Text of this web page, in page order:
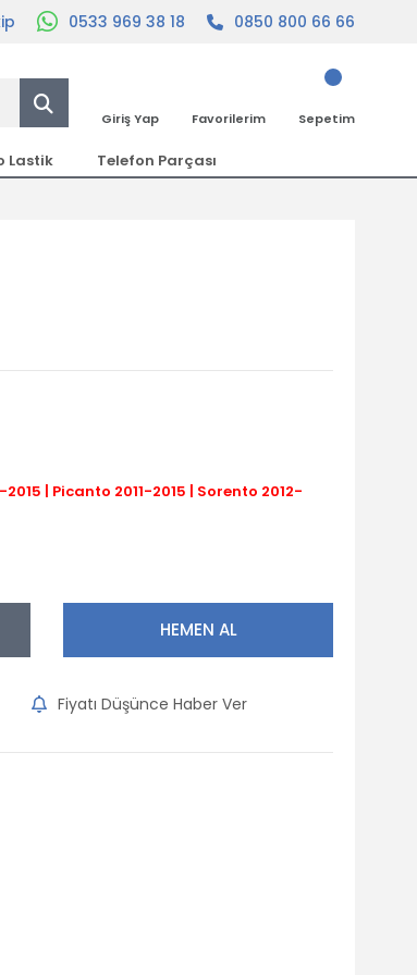
0533 969 38 18 0850 800 66 66
Giriş Yap Favorilerim Sepetim
Lastik Telefon Parçası
2015 | Picanto 2011-2015 | Sorento 2012-
HEMEN AL
Fiyatı Düşünce Haber Ver